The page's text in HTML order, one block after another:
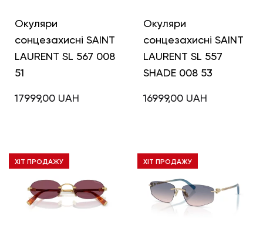
Окуляри
сонцезахисні SAINT
LAURENT SL 567 008
51
17999,00 UAH
Окуляри
сонцезахисні SAINT
LAURENT SL 557
SHADE 008 53
16999,00 UAH
ХІТ ПРОДАЖУ ХІТ ПРОДАЖУ